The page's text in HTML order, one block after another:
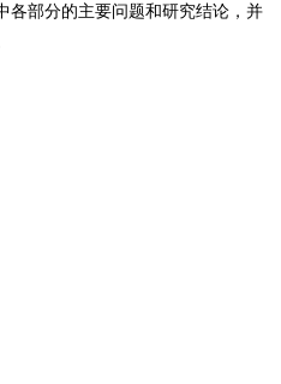
部分的主要问题和研究结论，并